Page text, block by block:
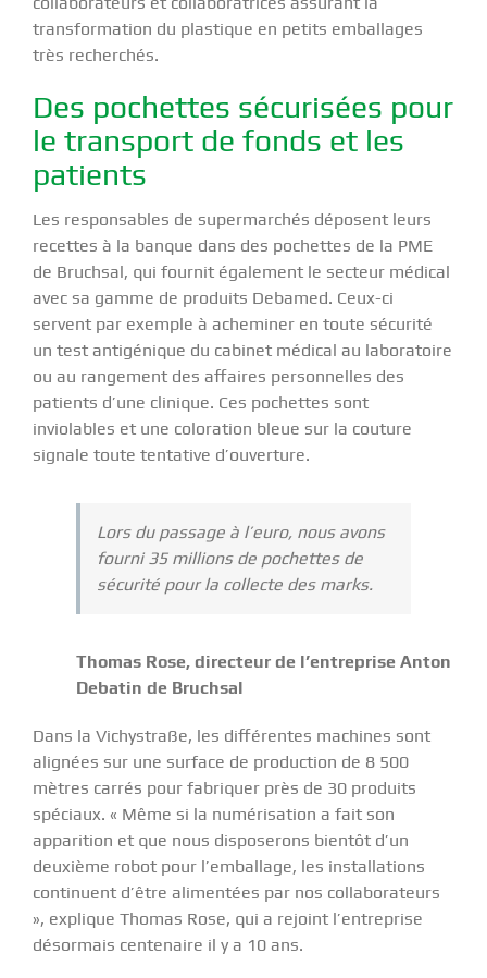
transformation du plastique en petits emballages
très recherchés.
Des pochettes sécurisées pour
le transport de fonds et les
patients
Les responsables de supermarchés déposent leurs
recettes à la banque dans des pochettes de la PME
de Bruchsal, qui fournit également le secteur médical
avec sa gamme de produits Debamed. Ceux-ci
servent par exemple à acheminer en toute sécurité
un test antigénique du cabinet médical au laboratoire
ou au rangement des affaires personnelles des
patients d’une clinique. Ces pochettes sont
inviolables et une coloration bleue sur la couture
signale toute tentative d’ouverture.
Lors du passage à l’euro, nous avons
fourni 35 millions de pochettes de
sécurité pour la collecte des marks.
Thomas Rose, directeur de l’entreprise Anton
Debatin de Bruchsal
Dans la Vichystraße, les différentes machines sont
alignées sur une surface de production de 8 500
mètres carrés pour fabriquer près de 30 produits
spéciaux. « Même si la numérisation a fait son
apparition et que nous disposerons bientôt d’un
deuxième robot pour l’emballage, les installations
continuent d’être alimentées par nos collaborateurs
», explique Thomas Rose, qui a rejoint l’entreprise
désormais centenaire il y a 10 ans.